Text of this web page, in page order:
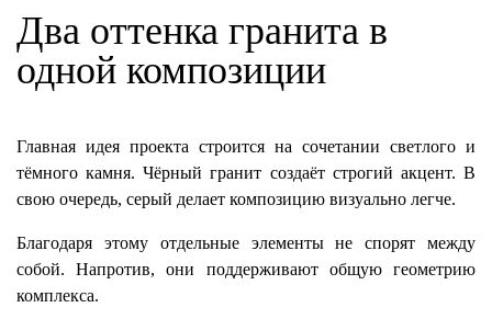
Два оттенка гранита в
одной композиции
Главная идея проекта строится на сочетании светлого и
тёмного камня. Чёрный гранит создаёт строгий акцент. В
свою очередь, серый делает композицию визуально легче.
Благодаря этому отдельные элементы не спорят между
собой. Напротив, они поддерживают общую геометрию
комплекса.